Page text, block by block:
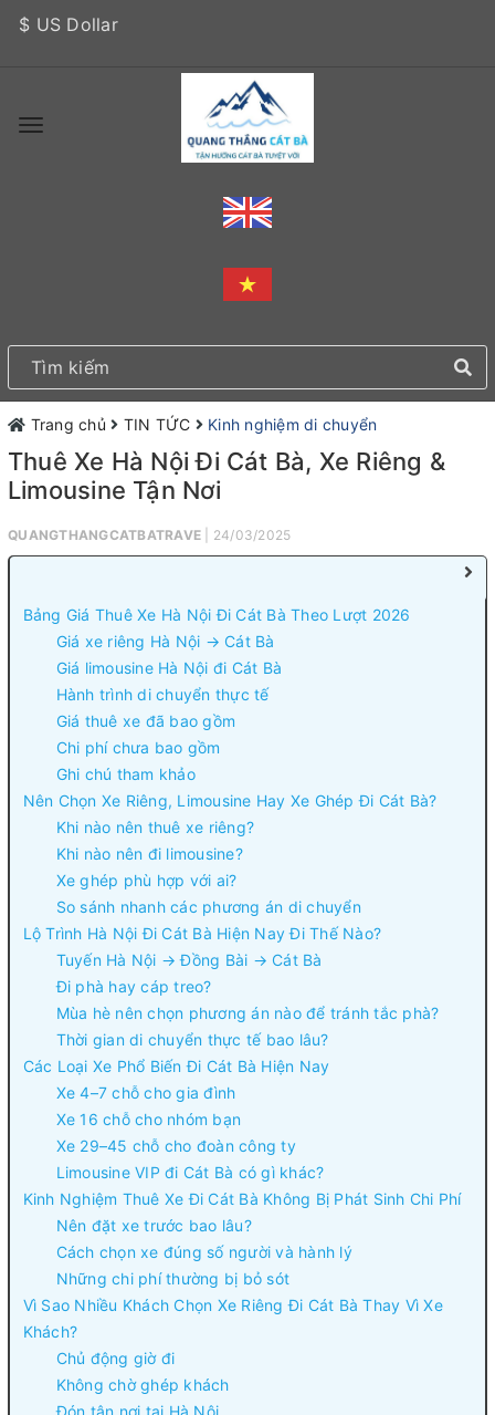
$ US Dollar
Trang chủ TIN TỨC Kinh nghiệm di chuyển
Thuê Xe Hà Nội Đi Cát Bà, Xe Riêng &
Limousine Tận Nơi
QUANGTHANGCATBATRAVE | 24/03/2025
Bảng Giá Thuê Xe Hà Nội Đi Cát Bà Theo Lượt 2026
Giá xe riêng Hà Nội → Cát Bà
Giá limousine Hà Nội đi Cát Bà
Hành trình di chuyển thực tế
Giá thuê xe đã bao gồm
Chi phí chưa bao gồm
Ghi chú tham khảo
Nên Chọn Xe Riêng, Limousine Hay Xe Ghép Đi Cát Bà?
Khi nào nên thuê xe riêng?
Khi nào nên đi limousine?
Xe ghép phù hợp với ai?
So sánh nhanh các phương án di chuyển
Lộ Trình Hà Nội Đi Cát Bà Hiện Nay Đi Thế Nào?
Tuyến Hà Nội → Đồng Bài → Cát Bà
Đi phà hay cáp treo?
Mùa hè nên chọn phương án nào để tránh tắc phà?
Thời gian di chuyển thực tế bao lâu?
Các Loại Xe Phổ Biến Đi Cát Bà Hiện Nay
Xe 4–7 chỗ cho gia đình
Xe 16 chỗ cho nhóm bạn
Xe 29–45 chỗ cho đoàn công ty
Limousine VIP đi Cát Bà có gì khác?
Kinh Nghiệm Thuê Xe Đi Cát Bà Không Bị Phát Sinh Chi Phí
Nên đặt xe trước bao lâu?
Cách chọn xe đúng số người và hành lý
Những chi phí thường bị bỏ sót
Vì Sao Nhiều Khách Chọn Xe Riêng Đi Cát Bà Thay Vì Xe
Khách?
Chủ động giờ đi
Không chờ ghép khách